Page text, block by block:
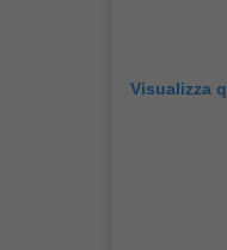
Visualizza